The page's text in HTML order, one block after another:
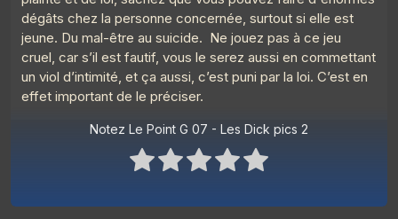
dégâts chez la personne concernée, surtout si elle est
jeune. Du mal-être au suicide. Ne jouez pas à ce jeu
cruel, car s’il est fautif, vous le serez aussi en commettant
un viol d’intimité, et ça aussi, c’est puni par la loi. C’est en
effet important de le préciser.
Notez Le Point G 07 - Les Dick pics 2